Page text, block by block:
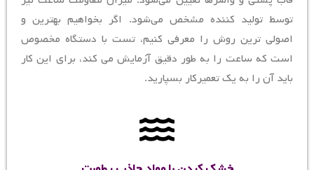
توسط تولید کننده مشخص می‌شود. اگر بخواهیم بهترین و
اصولی ترین روش را معرفی کنیم، تست با دستگاه مخصوص
است که ساعت را به طور دقیق آزمایش می کند، برای این کار
باید آن را به یک تعمیرکار بسپارید.